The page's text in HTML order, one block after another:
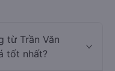
từ Trần Văn
tốt nhất?